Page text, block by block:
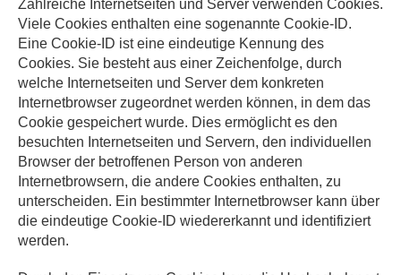
Zahlreiche Internetseiten und Server verwenden Cookies.
Viele Cookies enthalten eine sogenannte Cookie-ID.
Eine Cookie-ID ist eine eindeutige Kennung des
Cookies. Sie besteht aus einer Zeichenfolge, durch
welche Internetseiten und Server dem konkreten
Internetbrowser zugeordnet werden können, in dem das
Cookie gespeichert wurde. Dies ermöglicht es den
besuchten Internetseiten und Servern, den individuellen
Browser der betroffenen Person von anderen
Internetbrowsern, die andere Cookies enthalten, zu
unterscheiden. Ein bestimmter Internetbrowser kann über
die eindeutige Cookie-ID wiedererkannt und identifiziert
werden.